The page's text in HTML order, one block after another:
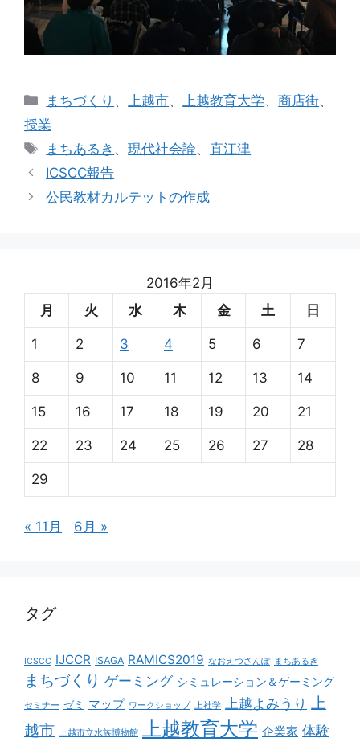
カ
テ
リ
ー
まちづくり 、 上越市、 上越教育大学、商店街、
授業
タ
グ
まちあるき 、現代社会論、 直江津
ICSCC報告
公民教材カルテットの作成
2016年2月
月
火 水 木 金 土 日
1 2 3 4 5 6 7
8 9 10 11 12 13 14
15 16 17 18 19 20 21
22 23 24 25 26 27 28
29
« 11月 6月 »
タグ
ICSCC IJCCR ISAGA RAMICS2019 なおえつさんぽ まちあるき
まちづくり ゲーミング シミュレーション＆ゲーミング
セミナー ゼミ マップ ワークショップ 上社学 上越よみうり 上
越市 上越市立水族博物館 上越教育大学 企業家 体験